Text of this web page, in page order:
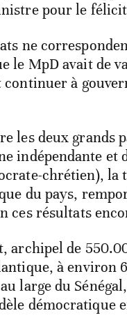
pour le
ne
le MpD avait de
continuer à
les deux grands
indépendante et
chrétien), la
du pays,
ces résultats
archipel de
à environ
large du
démocratique